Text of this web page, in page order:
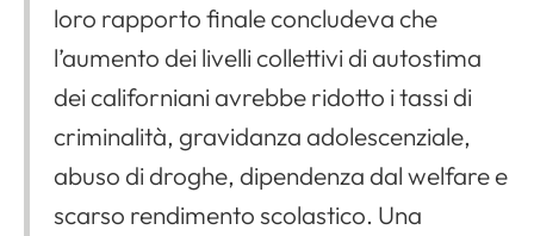
loro rapporto finale concludeva che
l’aumento dei livelli collettivi di autostima
dei californiani avrebbe ridotto i tassi di
criminalità, gravidanza adolescenziale,
abuso di droghe, dipendenza dal welfare e
scarso rendimento scolastico. Una